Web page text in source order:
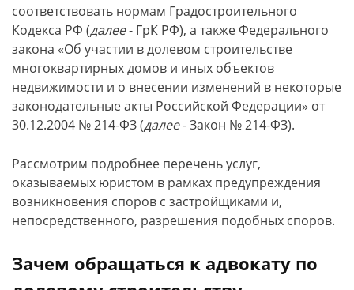
соответствовать нормам Градостроительного
Кодекса РФ (далее- ГрК РФ), а также Федерального
закона «Об участии в долевом строительстве
многоквартирных домов и иных объектов
недвижимости и о внесении изменений в некоторые
законодательные акты Российской Федерации» от
30.12.2004 № 214-ФЗ (далее- Закон № 214-ФЗ).
Рассмотрим подробнее перечень услуг,
оказываемых юристом в рамках предупреждения
возникновения споров с застройщиками и,
непосредственного, разрешения подобных споров.
Зачем обращаться к адвокату по